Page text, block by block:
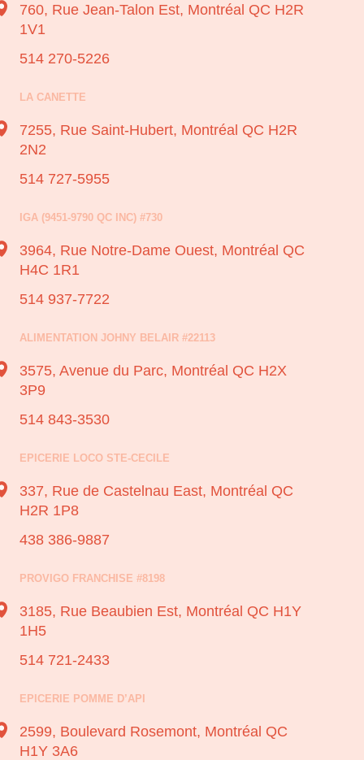
760, Rue Jean-Talon Est, Montréal QC H2R
1V1
514 270-5226
LA CANETTE
7255, Rue Saint-Hubert, Montréal QC H2R
2N2
514 727-5955
IGA (9451-9790 QC INC) #730
3964, Rue Notre-Dame Ouest, Montréal QC
H4C 1R1
514 937-7722
ALIMENTATION JOHNY BELAIR #22113
3575, Avenue du Parc, Montréal QC H2X
3P9
514 843-3530
EPICERIE LOCO STE-CECILE
337, Rue de Castelnau East, Montréal QC
H2R 1P8
438 386-9887
PROVIGO FRANCHISE #8198
3185, Rue Beaubien Est, Montréal QC H1Y
1H5
514 721-2433
EPICERIE POMME D’API
2599, Boulevard Rosemont, Montréal QC
H1Y 3A6